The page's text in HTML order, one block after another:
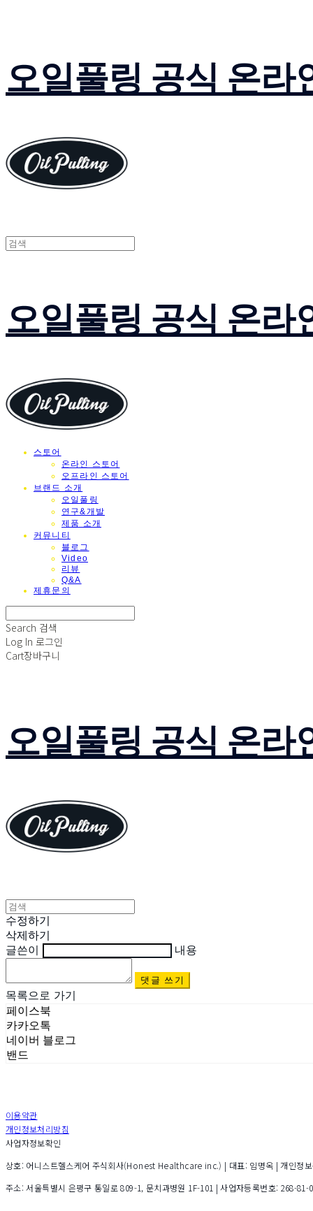
오일풀링 공식 온라
오일풀링 공식 온라
스토어
온라인 스토어
오프라인 스토어
브랜드 소개
오일풀링
연구&개발
제품 소개
커뮤니티
블로그
Video
리뷰
Q&A
제휴문의
Search 검색
Log In 로그인
Cart장바구니
오일풀링 공식 온라
수정하기
삭제하기
글쓴이
내용
댓글 쓰기
목록으로 가기
페이스북
카카오톡
네이버 블로그
밴드
이용약관
개인정보처리방침
사업자정보확인
상호: 어니스트헬스케어 주식회사(Honest Healthcare inc.) | 대표: 임명옥 | 개인
주소: 서울특별시 은평구 통일로 809-1, 문치과병원 1F-101 | 사업자등록번호: 268-81-